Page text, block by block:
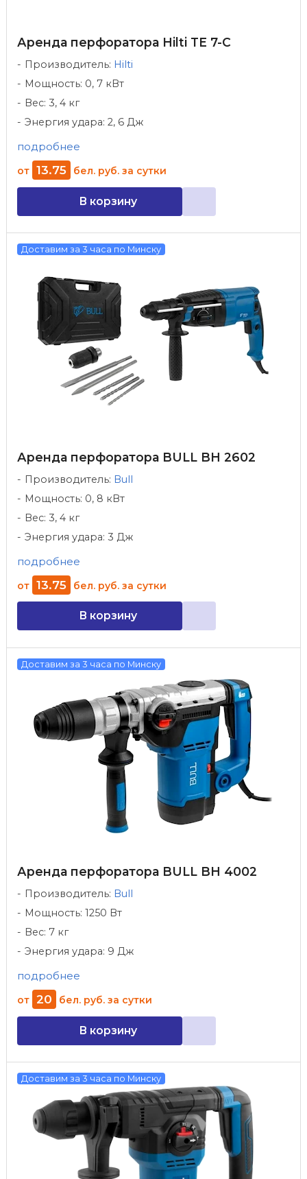
Аренда перфоратора Hilti TE 7-C
Производитель: Hilti
Мощность: 0, 7 кВт
Вес: 3, 4 кг
Энергия удара: 2, 6 Дж
подробнее
от 13.75 бел. руб. за сутки
В корзину
Доставим за 3 часа по Минску
Аренда перфоратора BULL BH 2602
Производитель: Bull
Мощность: 0, 8 кВт
Вес: 3, 4 кг
Энергия удара: 3 Дж
подробнее
от 13.75 бел. руб. за сутки
В корзину
Доставим за 3 часа по Минску
Аренда перфоратора BULL BH 4002
Производитель: Bull
Мощность: 1250 Вт
Вес: 7 кг
Энергия удара: 9 Дж
подробнее
от 20 бел. руб. за сутки
В корзину
Доставим за 3 часа по Минску